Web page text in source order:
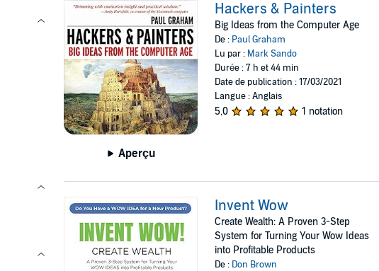
Aperçu
Hackers & Painters
Big Ideas from the Computer Age
De : Paul Graham
Lu par : Mark Sando
Durée : 7 h et 44 min
Date de publication : 17/03/2021
Langue : Anglais
5,0 1 notation
Invent Wow
Create Wealth: A Proven 3-Step
System for Turning Your Wow Ideas
into Profitable Products
De : Don Brown